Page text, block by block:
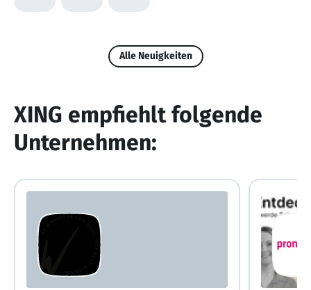
Alle Neuigkeiten
XING empfiehlt folgende
Unternehmen: